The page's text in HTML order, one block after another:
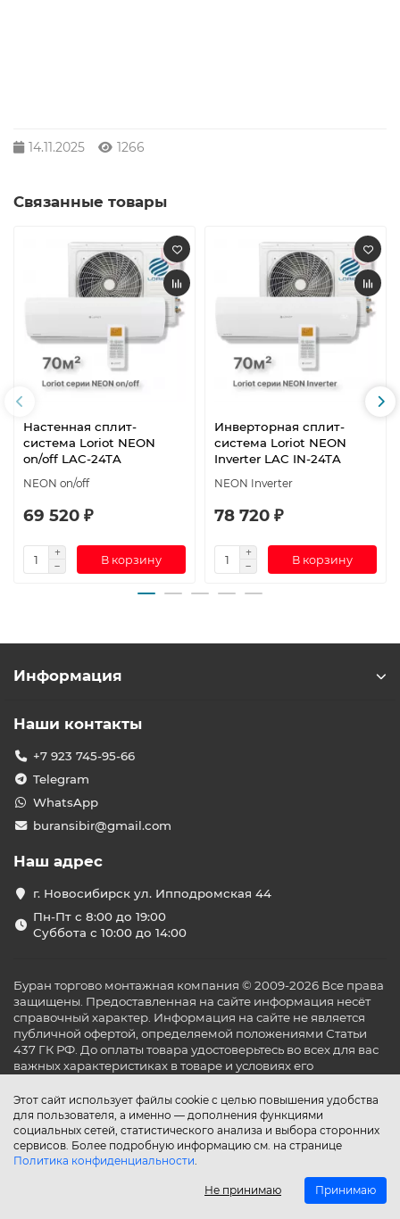
14.11.2025 1266
Связанные товары
Настенная сплит-
система Loriot NEON
on/off LAC-24TA
NEON on/off
69 520 ₽
В корзину
Инверторная сплит-
система Loriot NEON
Inverter LAC IN-24TA
NEON Inverter
78 720 ₽
В корзину
Этот сайт использует файлы cookie с целью повышения удобства
для пользователя, а именно — дополнения функциями
социальных сетей, статистического анализа и выбора сторонних
сервисов. Более подробную информацию см. на странице
Политика конфиденциальности.
Не принимаю Принимаю
Информация
Наши контакты
+7 923 745-95-66
Telegram
WhatsApp
buransibir@gmail.com
Наш адрес
г. Новосибирск ул. Ипподромская 44
Пн-Пт с 8:00 до 19:00
Суббота с 10:00 до 14:00
Буран торгово монтажная компания © 2009-2026 Все права
защищены. Предоставленная на сайте информация несёт
справочный характер. Информация на сайте не является
публичной офертой, определяемой положениями Статьи
437 ГК РФ. До оплаты товара удостоверьтесь во всех для вас
важных характеристиках в товаре и условиях его